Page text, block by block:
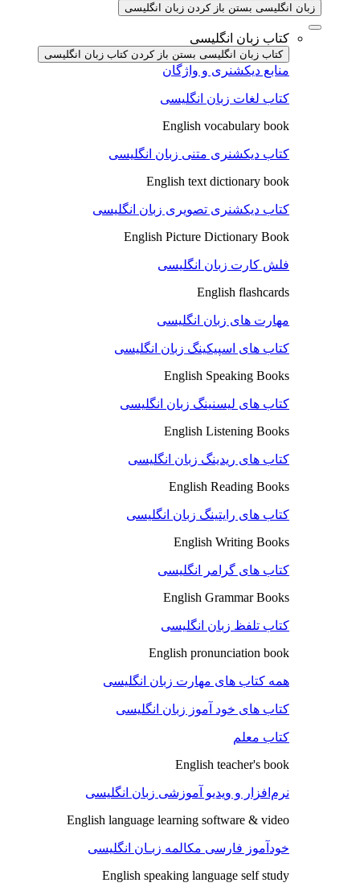
زبان انگلیسی بستن باز کردن زبان انگلیسی
کتاب زبان انگلیسی
کتاب زبان انگلیسی بستن باز کردن کتاب زبان انگلیسی
منابع دیکشنری و واژگان
کتاب لغات زبان انگلیسی
English vocabulary book
کتاب دیکشنری متنی زبان انگلیسی
English text dictionary book
کتاب دیکشنری تصویری زبان انگلیسی
English Picture Dictionary Book
فلش کارت زبان انگلیسی
English flashcards
مهارت های زبان انگلیسی
کتاب های اسپیکینگ زبان انگلیسی
English Speaking Books
کتاب های لیسنینگ زبان انگلیسی
English Listening Books
کتاب های ریدینگ زبان انگلیسی
English Reading Books
کتاب های رایتینگ زبان انگلیسی
English Writing Books
کتاب های گرامر انگلیسی
English Grammar Books
کتاب تلفظ زبان انگلیسی
English pronunciation book
همه کتاب های مهارت زبان انگلیسی
کتاب های خود آموز زبان انگلیسی
کتاب معلم
English teacher's book
نرم‌افزار و ویدیو آموزشی زبان انگلیسی
English language learning software & video
خودآموز فارسی مکالمه زبـان انگلیسی
English speaking language self study